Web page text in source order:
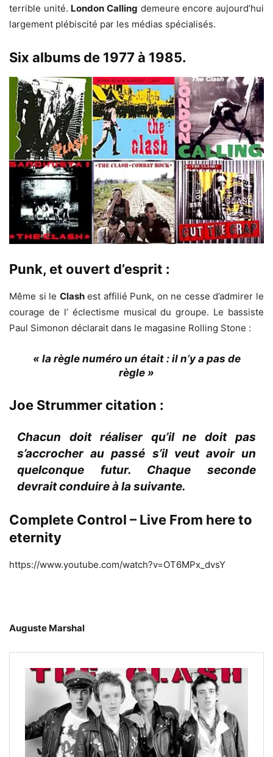
terrible unité. London Calling demeure encore aujourd’hui
largement plébiscité par les médias spécialisés.
Six albums de 1977 à 1985.
Punk, et ouvert d’esprit :
Même si le Clashest affilié Punk, on ne cesse d’admirer le
courage de l’ éclectisme musical du groupe. Le bassiste
Paul Simonon déclarait dans le magasine Rolling Stone :
« la règle numéro un était : il n’y a pas de
règle »
Joe Strummer citation :
Chacun doit réaliser qu’il ne doit pas
s’accrocher au passé s’il veut avoir un
quelconque futur. Chaque seconde
devrait conduire à la suivante.
Complete Control – Live From here to
eternity
https://www.youtube.com/watch?v=OT6MPx_dvsY
Auguste Marshal